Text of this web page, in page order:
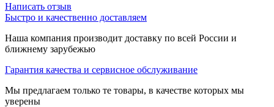
Написать отзыв
Быстро и качественно доставляем
Наша компания производит доставку по всей России и
ближнему зарубежью
Гарантия качества и сервисное обслуживание
Мы предлагаем только те товары, в качестве которых мы
уверены